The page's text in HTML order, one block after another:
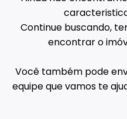
Continue buscando,
encontrar o
Você também pode
equipe que vamos te